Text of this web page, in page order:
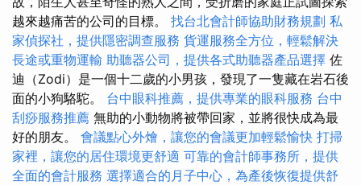
越來越痛苦的公司的目標。 找台北會計師協助財務規劃 私
家偵探社，提供隱密調查服務 貨運服務全方位，輕鬆解決
長途或重物運輸 助聽器公司，提供各式助聽器產品選擇 佐
迪（Zodi）是一個十二歲的小男孩，發現了一隻藏在岩石後
面的小狗駱駝。 台中眼科推薦，提供專業的眼科服務 台中
刮痧服務推薦 無助的小動物將被帶回家，並將很快成為最
好的朋友。 會議點心外燴，讓您的會議更加輕鬆愉快 打掃
家裡，讓您的居住環境更舒適 可靠的會計師事務所，提供
全面的會計服務 選擇適合的月子中心，為產後恢復提供舒